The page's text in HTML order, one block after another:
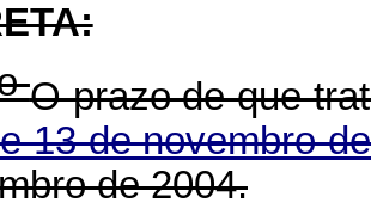
O prazo de que
13 de novembro
de 2004.